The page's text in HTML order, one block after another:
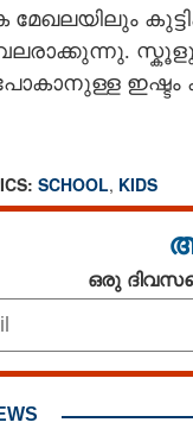
മേഖലയിലും
പോകാനുള്ള
SCHOOL, KIDS
ഒരു